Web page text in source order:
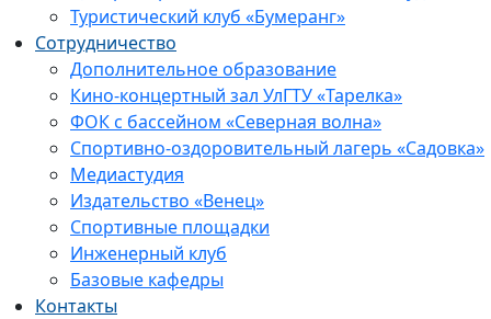
Туристический клуб «Бумеранг»
Сотрудничество
Дополнительное образование
Кино-концертный зал УлГТУ «Тарелка»
ФОК с бассейном «Северная волна»
Спортивно-оздоровительный лагерь «Садовка»
Медиастудия
Издательство «Венец»
Спортивные площадки
Инженерный клуб
Базовые кафедры
Контакты